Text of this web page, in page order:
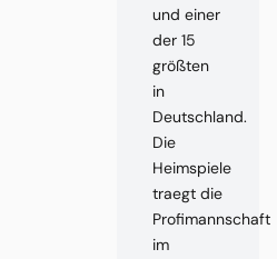
und einer
der 15
größten
in
Deutschland.
Die
Heimspiele
traegt die
Profimannschaft
im